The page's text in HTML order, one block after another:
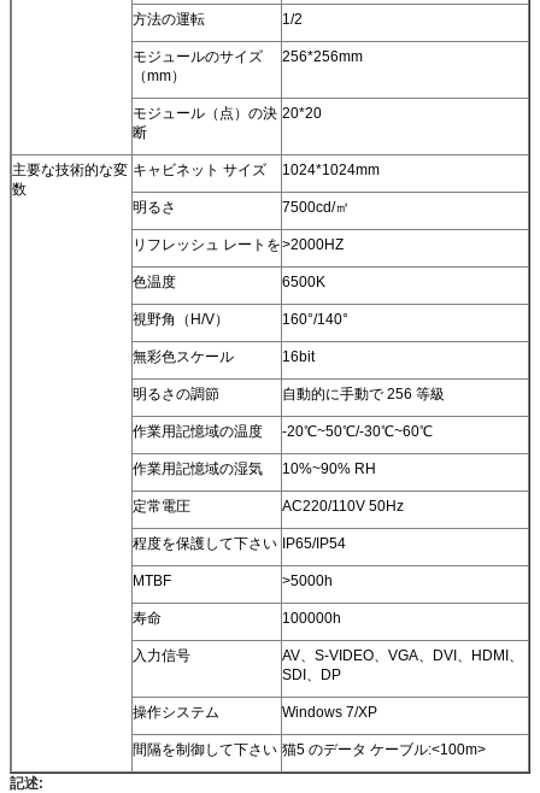
方法の運転 1/2
モジュールのサイズ
（mm）
256*256mm
モジュール（点）の決
断
20*20
主要な技術的な変
数
キャビネット サイズ 1024*1024mm
明るさ 7500cd/㎡
リフレッシュ レートを>2000HZ
色温度 6500K
視野角（H/V） 160°/140°
無彩色スケール 16bit
明るさの調節 自動的に手動で 256 等級
作業用記憶域の温度 -20℃~50℃/-30℃~60℃
作業用記憶域の湿気 10%~90% RH
定常電圧 AC220/110V 50Hz
程度を保護して下さい IP65/IP54
MTBF >5000h
寿命 100000h
入力信号
AV、S-VIDEO、VGA、DVI、HDMI、
SDI、DP
操作システム Windows 7/XP
間隔を制御して下さい 猫5 のデータ ケーブル:<100m>
記述: